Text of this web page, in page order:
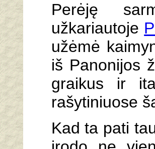
Perėję
užkariautoje
užėmė
iš Panonijos
graikus ir
rašytiniuose
Kad ta pati